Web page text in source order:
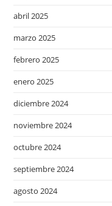
abril 2025
marzo 2025
febrero 2025
enero 2025
diciembre 2024
noviembre 2024
octubre 2024
septiembre 2024
agosto 2024